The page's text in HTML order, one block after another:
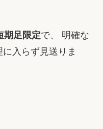
期足限定で、 明確な
入らず見送りま